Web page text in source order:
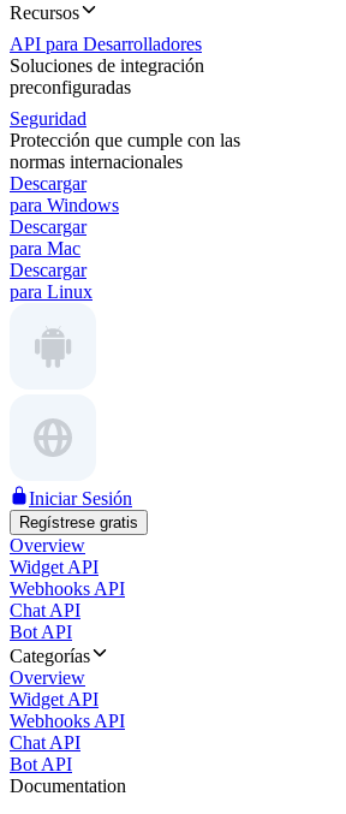
Recursos
API para Desarrolladores
Soluciones de integración
preconfiguradas
Seguridad
Protección que cumple con las
normas internacionales
Descargar
para Windows
Descargar
para Mac
Descargar
para Linux
Iniciar Sesión
Regístrese gratis
Overview
Widget API
Webhooks API
Chat API
Bot API
Categorías
Overview
Widget API
Webhooks API
Chat API
Bot API
Documentation